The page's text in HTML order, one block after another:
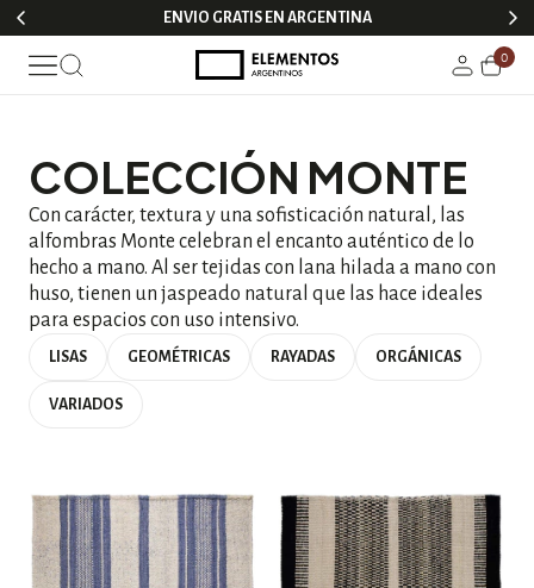
ENVIO GRATIS EN ARGENTINA
0
COLECCIÓN MONTE
Con carácter, textura y una sofisticación natural, las
alfombras Monte celebran el encanto auténtico de lo
hecho a mano. Al ser tejidas con lana hilada a mano con
huso, tienen un jaspeado natural que las hace ideales
para espacios con uso intensivo.
LISAS GEOMÉTRICAS RAYADAS ORGÁNICAS
VARIADOS